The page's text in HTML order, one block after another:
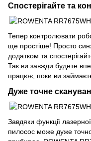
Спостерігайте та
Тепер контролювати
ще простіше! Просто
додатком та
Так ви завжди будете
працює, поки ви
Дуже точне
Завдяки функції
пилосос може дуже точно